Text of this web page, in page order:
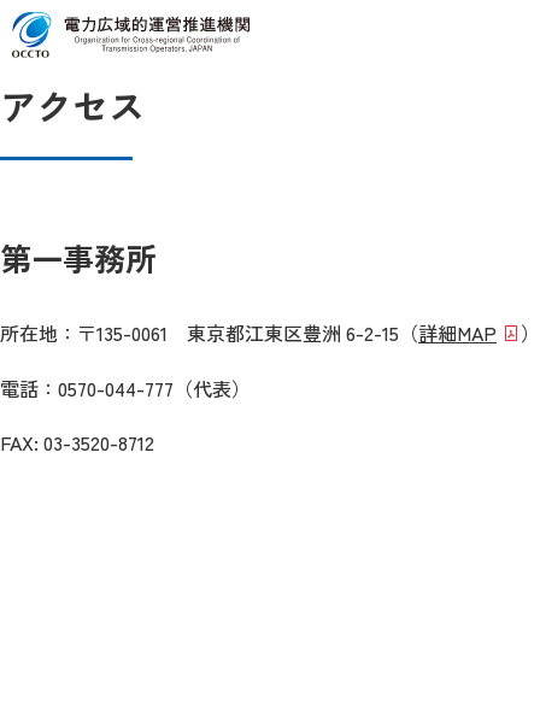
Top
アクセス
第一事務所
所在地：〒135-0061 東京都江東区豊洲 6-2-15（詳細MAP
）
電話：0570-044-777（代表）
FAX: 03-3520-8712